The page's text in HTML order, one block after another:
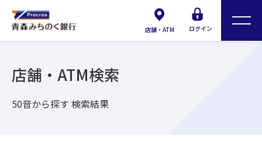
店舗・ATM ログイン
店舗・ATM検索
50音から探す 検索結果